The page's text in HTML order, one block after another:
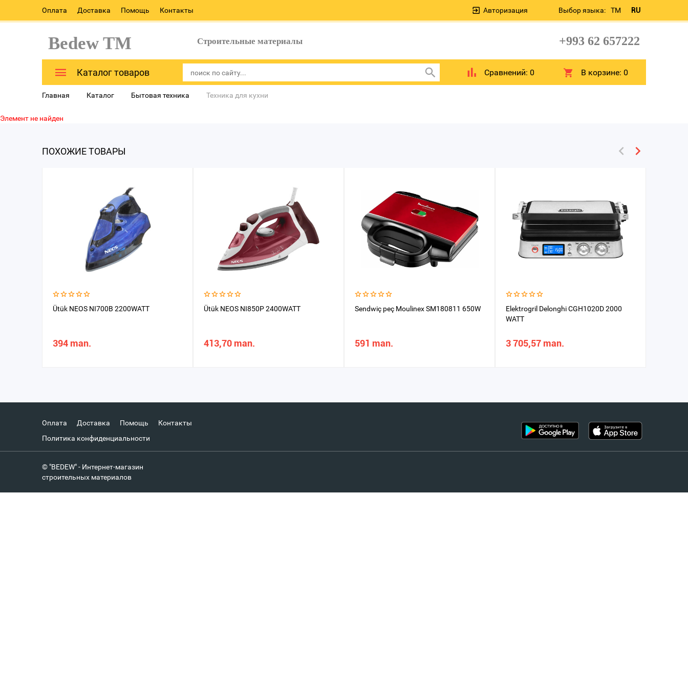
Оплата Доставка Помощь Контакты Выбор языка: TM RU
Авторизация
Bedew TM Строительные материалы +993 62 657222
Каталог товаров Сравнений: 0 В корзине:0
Главная Каталог Бытовая техника Техника для кухни
Элемент не найден
ПОХОЖИЕ ТОВАРЫ
Ütük NEOS NI700B 2200WATT
394 man.
Ütük NEOS NI850P 2400WATT
413,70 man.
Sendwiç peç Moulinex SM180811 650W
591 man.
Elektrogril Delonghi CGH1020D 2000
WATT
3 705,57 man.
Оплата Доставка Помощь
Контакты
Политика конфиденциальности
© "BEDEW" - Интернет-магазин
строительных материалов